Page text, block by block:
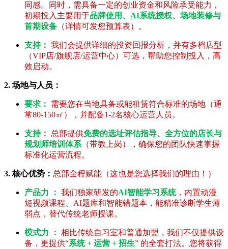
同感。同时，需具备一定的创业资金和风险承受能力，
初期投入主要用于品牌使用、AI系统授权、场地装修与
首期设备 （详情可发您预算表）。
支持： 我们会提供详细的投资回报分析，并有多档店型
（VIP店/旗舰店/运营中心）可选，帮助您控制投入，高
效启动。
2. 场地与人员：
要求：
需要您在当地具备或能租赁符合标准的场地（通
常80-150㎡），并配备1-2名核心运营人员。
支持： 总部提供免费的选址评估指导、全方位的店长与
规划师培训体系 （带教上岗），确保您的团队快速掌握
标准化运营流程。
3. 核心优势： 总部全程赋能（这也是您选择我们的理由！）
产品力 ： 我们独家研发的AI智能学习系统，内置动漫
短视频课程、AI题库和智能错题本，能精准诊断学生薄
弱点，替代传统老师授课。
模式力 ： 相比传统自习室和普通加盟，我们不仅提供设
备，更提供“系统 + 运营 + 招生” 的全套打法。您将获得